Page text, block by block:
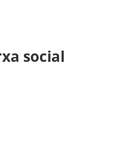
social